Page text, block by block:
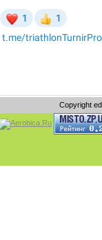
Copyright